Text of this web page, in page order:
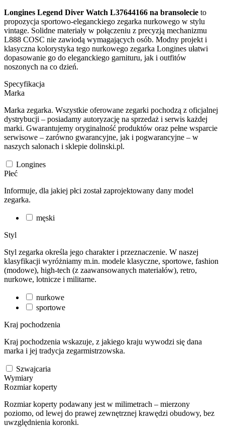
Longines Legend Diver Watch L37644166 na bransolecie to
propozycja sportowo-eleganckiego zegarka nurkowego w stylu
vintage. Solidne materiały w połączeniu z precyzją mechanizmu
L888 COSC nie zawiodą wymagających osób. Modny projekt i
klasyczna kolorystyka tego nurkowego zegarka Longines ułatwi
dopasowanie go do eleganckiego garnituru, jak i outfitów
noszonych na co dzień.
Specyfikacja
Marka
Marka zegarka. Wszystkie oferowane zegarki pochodzą z oficjalnej
dystrybucji – posiadamy autoryzację na sprzedaż i serwis każdej
marki. Gwarantujemy oryginalność produktów oraz pełne wsparcie
serwisowe – zarówno gwarancyjne, jak i pogwarancyjne – w
naszych salonach i sklepie dolinski.pl.
Longines
Płeć
Informuje, dla jakiej płci został zaprojektowany dany model
zegarka.
męski
Styl
Styl zegarka określa jego charakter i przeznaczenie. W naszej
klasyfikacji wyróżniamy m.in. modele klasyczne, sportowe, fashion
(modowe), high-tech (z zaawansowanych materiałów), retro,
nurkowe, lotnicze i militarne.
nurkowe
sportowe
Kraj pochodzenia
Kraj pochodzenia wskazuje, z jakiego kraju wywodzi się dana
marka i jej tradycja zegarmistrzowska.
Szwajcaria
Wymiary
Rozmiar koperty
Rozmiar koperty podawany jest w milimetrach – mierzony
poziomo, od lewej do prawej zewnętrznej krawędzi obudowy, bez
uwzględnienia koronki.